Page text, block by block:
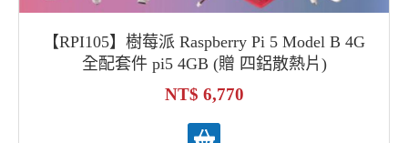
【RPI105】樹莓派 Raspberry Pi 5 Model B 4G
全配套件 pi5 4GB (贈 四鋁散熱片)
6,770